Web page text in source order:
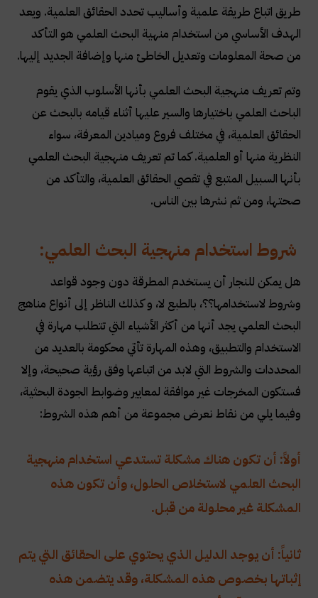
طريق اتباع طريقة علمية وأساليب تحدد الحقائق العلمية. ويعد
الهدف الأساسي من استخدام منهية البحث العلمي هو التأكد
من صحة المعلومات وتعديل الخاطئ منها وإضافة الجديد إليها.
وتم تعريف منهجية البحث العلمي بأنها الأسلوب الذي يقوم
الباحث العلمي باختيارها والسير عليها أثناء قيامه بالبحث عن
الحقائق العلمية، في مختلف فروع وميادين المعرفة، سواء
النظرية منها أو العلمية. كما تم تعريف منهجية البحث العلمي
بأنها السبيل المتبع في تقصي الحقائق العلمية، والتأكد من
صحتها، ومن ثم نشرها بين الناس.
شروط استخدام منهجية البحث العلمي:
هل يمكن للنجار أن يستخدم المطرقة دون وجود قواعد
وشروط لاستخدامها؟؟، بالطبع لا، و كذلك الناظر إلى أنواع مناهج
البحث العلمي يجد أنها من أكثر الأشياء التي تتطلب مهارة في
الاستخدام والتطبيق، وهذه المهارة تأتي محكومة بالعديد من
المحددات والشروط التي لابد من اتباعها وفق رؤية صحيحة، وإلا
فستكون المخرجات غير موافقة لمعايير وضوابط الجودة البحثية،
وفيما يلي من نقاط نعرض مجموعة من أهم هذه الشروط:
أولاً: أن تكون هناك مشكلة تستدعي استخدام منهجية
البحث العلمي لاستخلاص الحلول، وأن تكون هذه
المشكلة غير محلولة من قبل.
ثانياً: أن يوجد الدليل الذي يحتوي على الحقائق التي يتم
إثباتها بخصوص هذه المشكلة، وقد يتضمن هذه